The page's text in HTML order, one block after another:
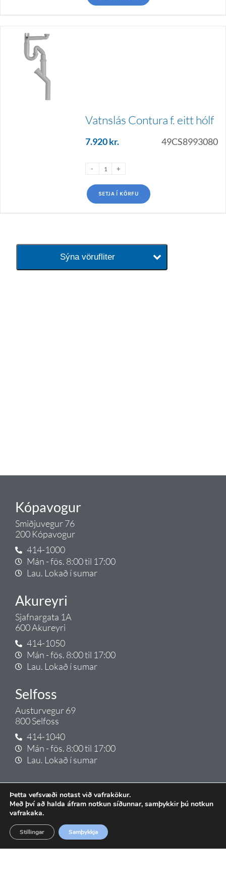
Vatnslás Contura f. eitt hólf
7.920kr. 49CS8993080
SETJA Í KÖRFU
Sýna vörufliter
Kópavogur
Smiðjuvegur 76
200 Kópavogur
414-1000
Mán - fös. 8:00 til 17:00
Lau. Lokað í sumar
Akureyri
Sjafnargata 1A
600 Akureyri
414-1050
Mán - fös. 8:00 til 17:00
Lau. Lokað í sumar
Selfoss
Austurvegur 69
800 Selfoss
414-1040
Mán - fös. 8:00 til 17:00
Lau. Lokað í sumar
Tenglar
Vefverslun
Lagnadeild
Skilmálar
Umsókn fyrir Mitt Tengi
tengi@tengi.is
Þetta vefsvæði notast við vafrakökur.
Með því að halda áfram notkun síðunnar, samþykkir þú notkun
vafrakaka.
Samþykkja
Stillingar